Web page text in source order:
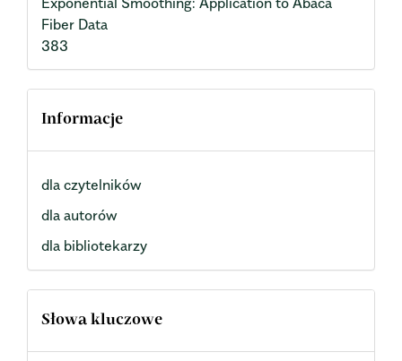
Fiber Data
383
Informacje
dla czytelników
dla autorów
dla bibliotekarzy
Słowa kluczowe